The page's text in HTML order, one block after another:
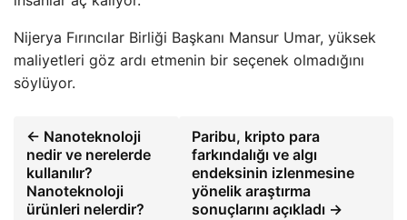
Nijerya Fırıncılar Birliği Başkanı Mansur Umar, yüksek
maliyetleri göz ardı etmenin bir seçenek olmadığını
söylüyor.
← Nanoteknoloji
nedir ve nerelerde
kullanılır?
Nanoteknoloji
ürünleri nelerdir?
Paribu, kripto para
farkındalığı ve algı
endeksinin izlenmesine
yönelik araştırma
sonuçlarını açıkladı →